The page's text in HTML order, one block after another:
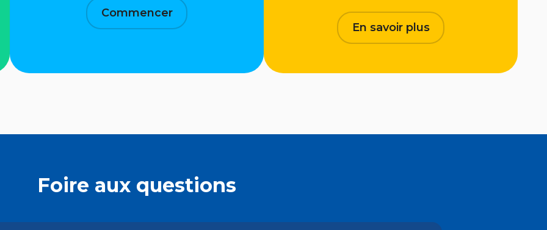
Commencer
En savoir plus
Foire aux questions